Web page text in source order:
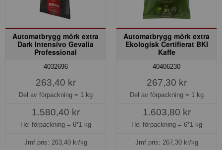
Automatbrygg mörk extra
Dark Intensivo Gevalia
Professional
4032696
263,40 kr
Del av förpackning = 1 kg
1.580,40 kr
Hel förpackning = 6*1 kg
Jmf.pris: 263,40kr/kg
Automatbrygg mörk extra
Ekologisk Certifierat BKI
Kaffe
40406230
267,30 kr
Del av förpackning = 1 kg
1.603,80 kr
Hel förpackning = 6*1 kg
Jmf.pris: 267,30kr/kg